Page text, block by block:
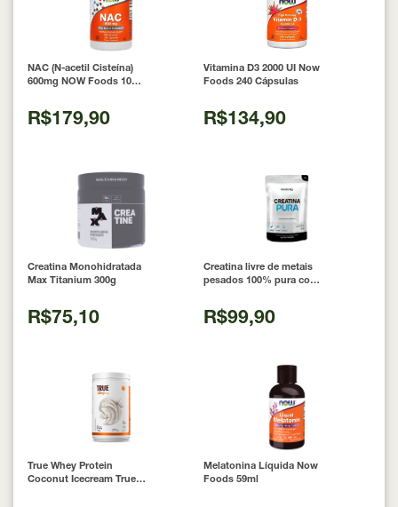
NAC (N-acetil Cisteína)
600mg NOW Foods 100
R$179,90
Vitamina D3 2000 UI Now
Foods 240 Cápsulas
R$134,90
Creatina Monohidratada
Max Titanium 300g
R$75,10
Creatina livre de metais
pesados 100% pura com
Nutrition
R$99,90
True Whey Protein
Coconut Icecream True
Melatonina Líquida Now
Foods 59ml